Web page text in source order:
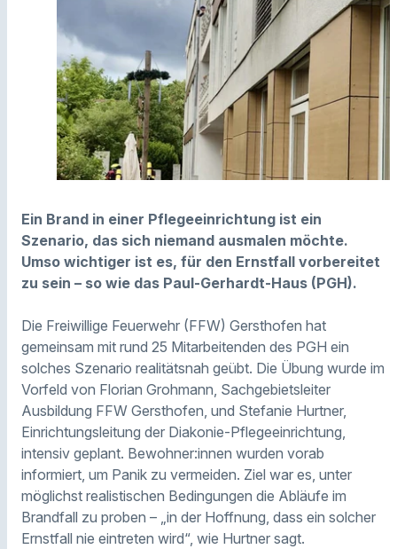
Ein Brand in einer Pflegeeinrichtung ist ein
Szenario, das sich niemand ausmalen möchte.
Umso wichtiger ist es, für den Ernstfall vorbereitet
zu sein – so wie das Paul-Gerhardt-Haus (PGH).
Die Freiwillige Feuerwehr (FFW) Gersthofen hat
gemeinsam mit rund 25 Mitarbeitenden des PGH ein
solches Szenario realitätsnah geübt. Die Übung wurde im
Vorfeld von Florian Grohmann, Sachgebietsleiter
Ausbildung FFW Gersthofen, und Stefanie Hurtner,
Einrichtungsleitung der Diakonie-Pflegeeinrichtung,
intensiv geplant. Bewohner:innen wurden vorab
informiert, um Panik zu vermeiden. Ziel war es, unter
möglichst realistischen Bedingungen die Abläufe im
Brandfall zu proben – „in der Hoffnung, dass ein solcher
Ernstfall nie eintreten wird“, wie Hurtner sagt.